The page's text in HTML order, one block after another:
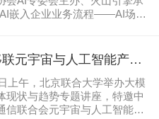
嵌入企业业务流程——AI场景
能与元宇宙产业工作委员会以
中国移联AI元宇宙产业委”干事
何艾芸受邀参会，面向现场参
面推介2026元宇宙AI数据要
"全国大赛，以国家级赛事平
元宇宙与人工智能产业
书长叶毓睿受邀到北京
做大模型智能体现状与
报告
上午，北京联合大学举办大模
现状与趋势专题讲座，特邀中
信联合会元宇宙与人工智能产